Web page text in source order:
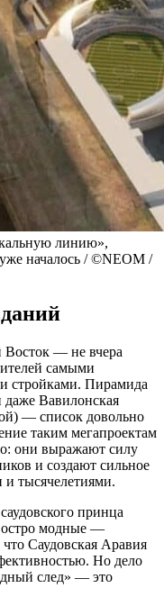
линию»,
началось / ©NEOM /
— не вчера
самыми
стройками. Пирамида
Вавилонская
— список довольно
таким мегапроектам
они выражают силу
и создают сильное
и тысячелетиями.
принца
остро модные —
что Саудовская Аравия
Но дело
след» — это